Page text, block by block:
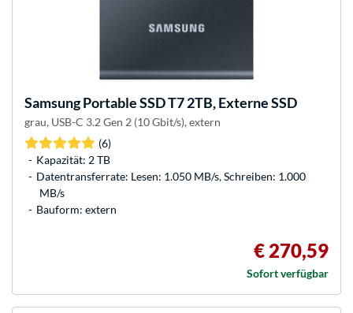
SamsungPortable SSD T7 2TB, Externe SSD
grau, USB-C 3.2 Gen 2 (10 Gbit/s), extern
(6)
Kapazität: 2 TB
Datentransferrate: Lesen: 1.050 MB/s, Schreiben: 1.000
MB/s
Bauform: extern
€ 270,59
Sofort verfügbar